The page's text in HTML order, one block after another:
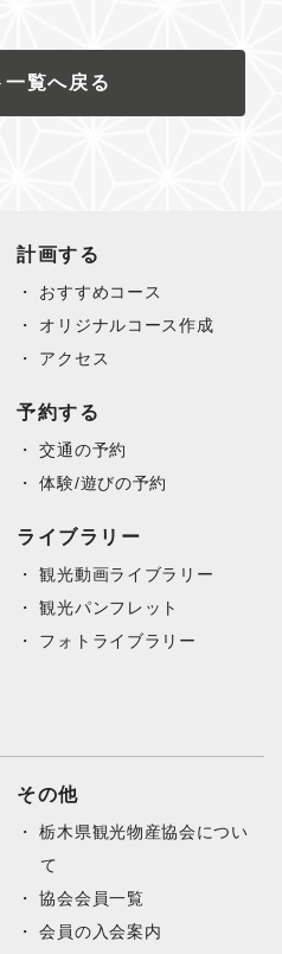
一覧へ戻る
計画する
おすすめコース
オリジナルコース作成
アクセス
予約する
交通の予約
体験/遊びの予約
ライブラリー
観光動画ライブラリー
観光パンフレット
フォトライブラリー
その他
栃木県観光物産協会につい
て
協会会員一覧
会員の入会案内